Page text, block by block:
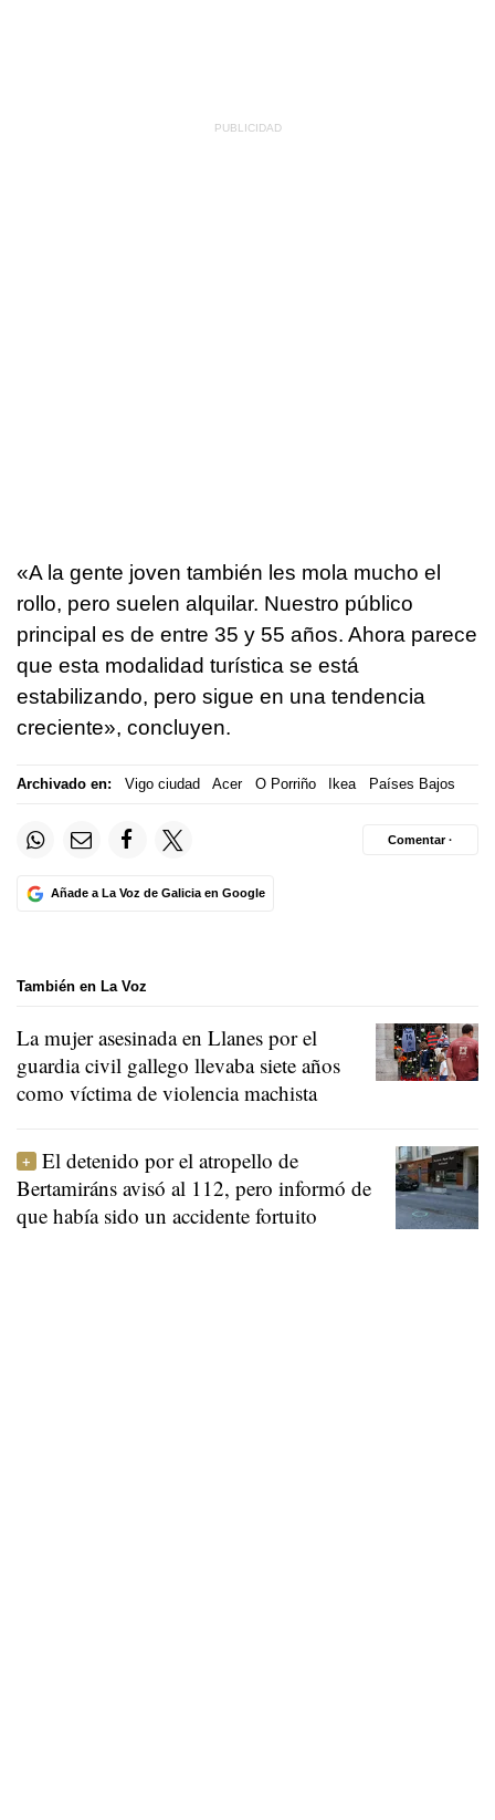
«A la gente joven también les mola mucho el
rollo, pero suelen alquilar. Nuestro público
principal es de entre 35 y 55 años. Ahora parece
que esta modalidad turística se está
estabilizando, pero sigue en una tendencia
creciente», concluyen.
Archivado en: Vigo ciudad Acer O Porriño Ikea Países Bajos
Añade a La Voz de Galicia en Google
Comentar ·
También en La Voz
La mujer asesinada en Llanes por el
guardia civil gallego llevaba siete años
como víctima de violencia machista
El detenido por el atropello de
Bertamiráns avisó al 112, pero informó de
que había sido un accidente fortuito